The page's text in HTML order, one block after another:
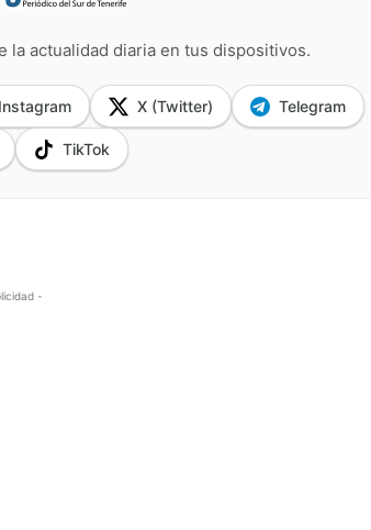
la actualidad diaria en tus dispositivos.
Instagram X (Twitter) Telegram
TikTok
-